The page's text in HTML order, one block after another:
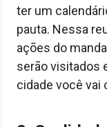
ter um
pauta. Nessa
ações do
serão visitados
cidade você vai